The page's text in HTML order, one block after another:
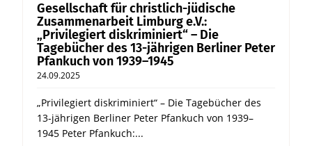
Gesellschaft für christlich-jüdische
Zusammenarbeit Limburg e.V.:
„Privilegiert diskriminiert“ – Die
Tagebücher des 13-jährigen Berliner Peter
Pfankuch von 1939–1945
24.09.2025
„Privilegiert diskriminiert“ – Die Tagebücher des
13-jährigen Berliner Peter Pfankuch von 1939–
1945 Peter Pfankuch:...